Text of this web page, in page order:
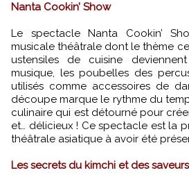
Nanta Cookin’ Show
Le spectacle Nanta Cookin’
musicale théâtrale dont le thème
ustensiles de cuisine
musique, les poubelles des
utilisés comme accessoires de
découpe marque le rythme du
culinaire qui est détourné pour
et… délicieux ! Ce spectacle est la
théâtrale asiatique à avoir été
Les secrets du kimchi et des saveurs